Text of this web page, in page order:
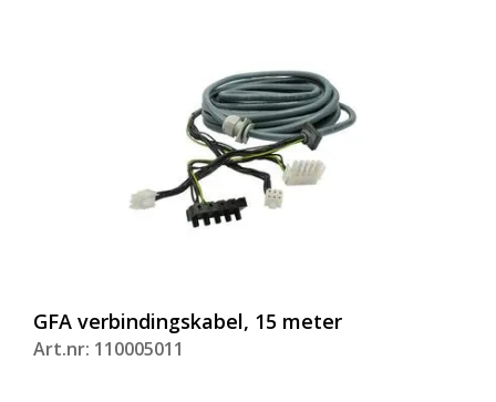
GFA verbindingskabel, 15 meter
Art.nr: 110005011